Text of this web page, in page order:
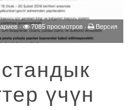
· 7085 просмотров ·
Версия
үчүн